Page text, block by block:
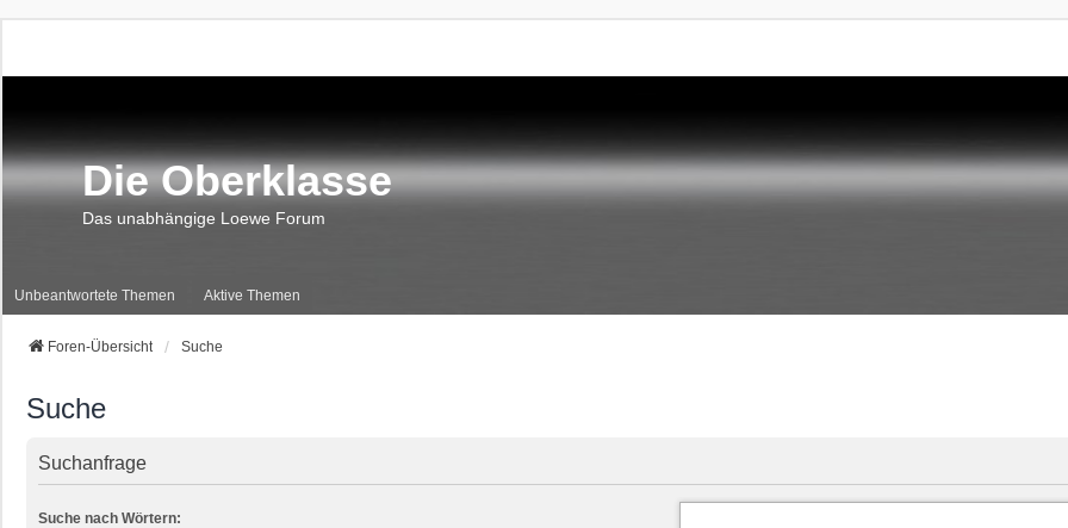
Die Oberklasse
Das unabhängige Loewe Forum
Unbeantwortete Themen Aktive Themen
Foren-Übersicht Suche
Suche
Suchanfrage
Suche nach Wörtern: